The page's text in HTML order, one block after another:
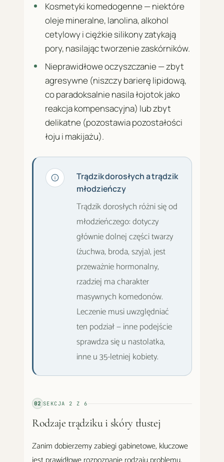
Kosmetyki komedogenne — niektóre
oleje mineralne, lanolina, alkohol
cetylowy i ciężkie silikony zatykają
pory, nasilając tworzenie zaskórników.
Nieprawidłowe oczyszczanie — zbyt
agresywne (niszczy barierę lipidową,
co paradoksalnie nasila łojotok jako
reakcja kompensacyjna) lub zbyt
delikatne (pozostawia pozostałości
łoju i makijażu).
Trądzik dorosłych a trądzik
młodzieńczy
Trądzik dorosłych różni się od
młodzieńczego: dotyczy
głównie dolnej części twarzy
(żuchwa, broda, szyja), jest
przeważnie hormonalny,
rzadziej ma charakter
masywnych komedonów.
Leczenie musi uwzględniać
ten podział — inne podejście
sprawdza się u nastolatka,
inne u 35-letniej kobiety.
02 SEKCJA 2 Z6
Rodzaje trądziku i skóry tłustej
Zanim dobierzemy zabiegi gabinetowe, kluczowe